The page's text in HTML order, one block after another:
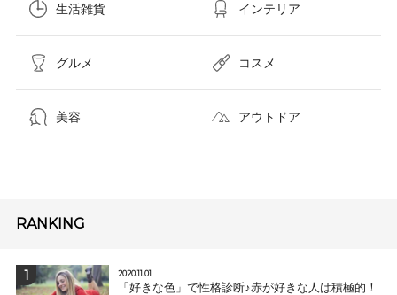
生活雑貨 インテリア
グルメ コスメ​
美容 アウトドア
RANKING
2020.11.01
「好きな色」で性格診断♪赤が好きな人は積極的！